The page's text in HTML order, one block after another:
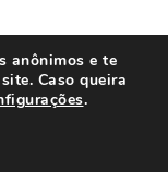
anônimos e te
Caso queira
.